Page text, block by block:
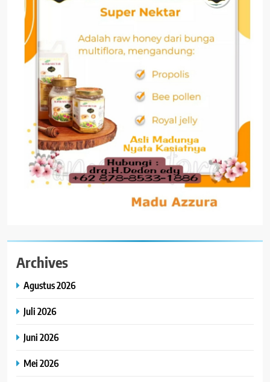
Archives
Agustus 2026
Juli 2026
Juni 2026
Mei 2026